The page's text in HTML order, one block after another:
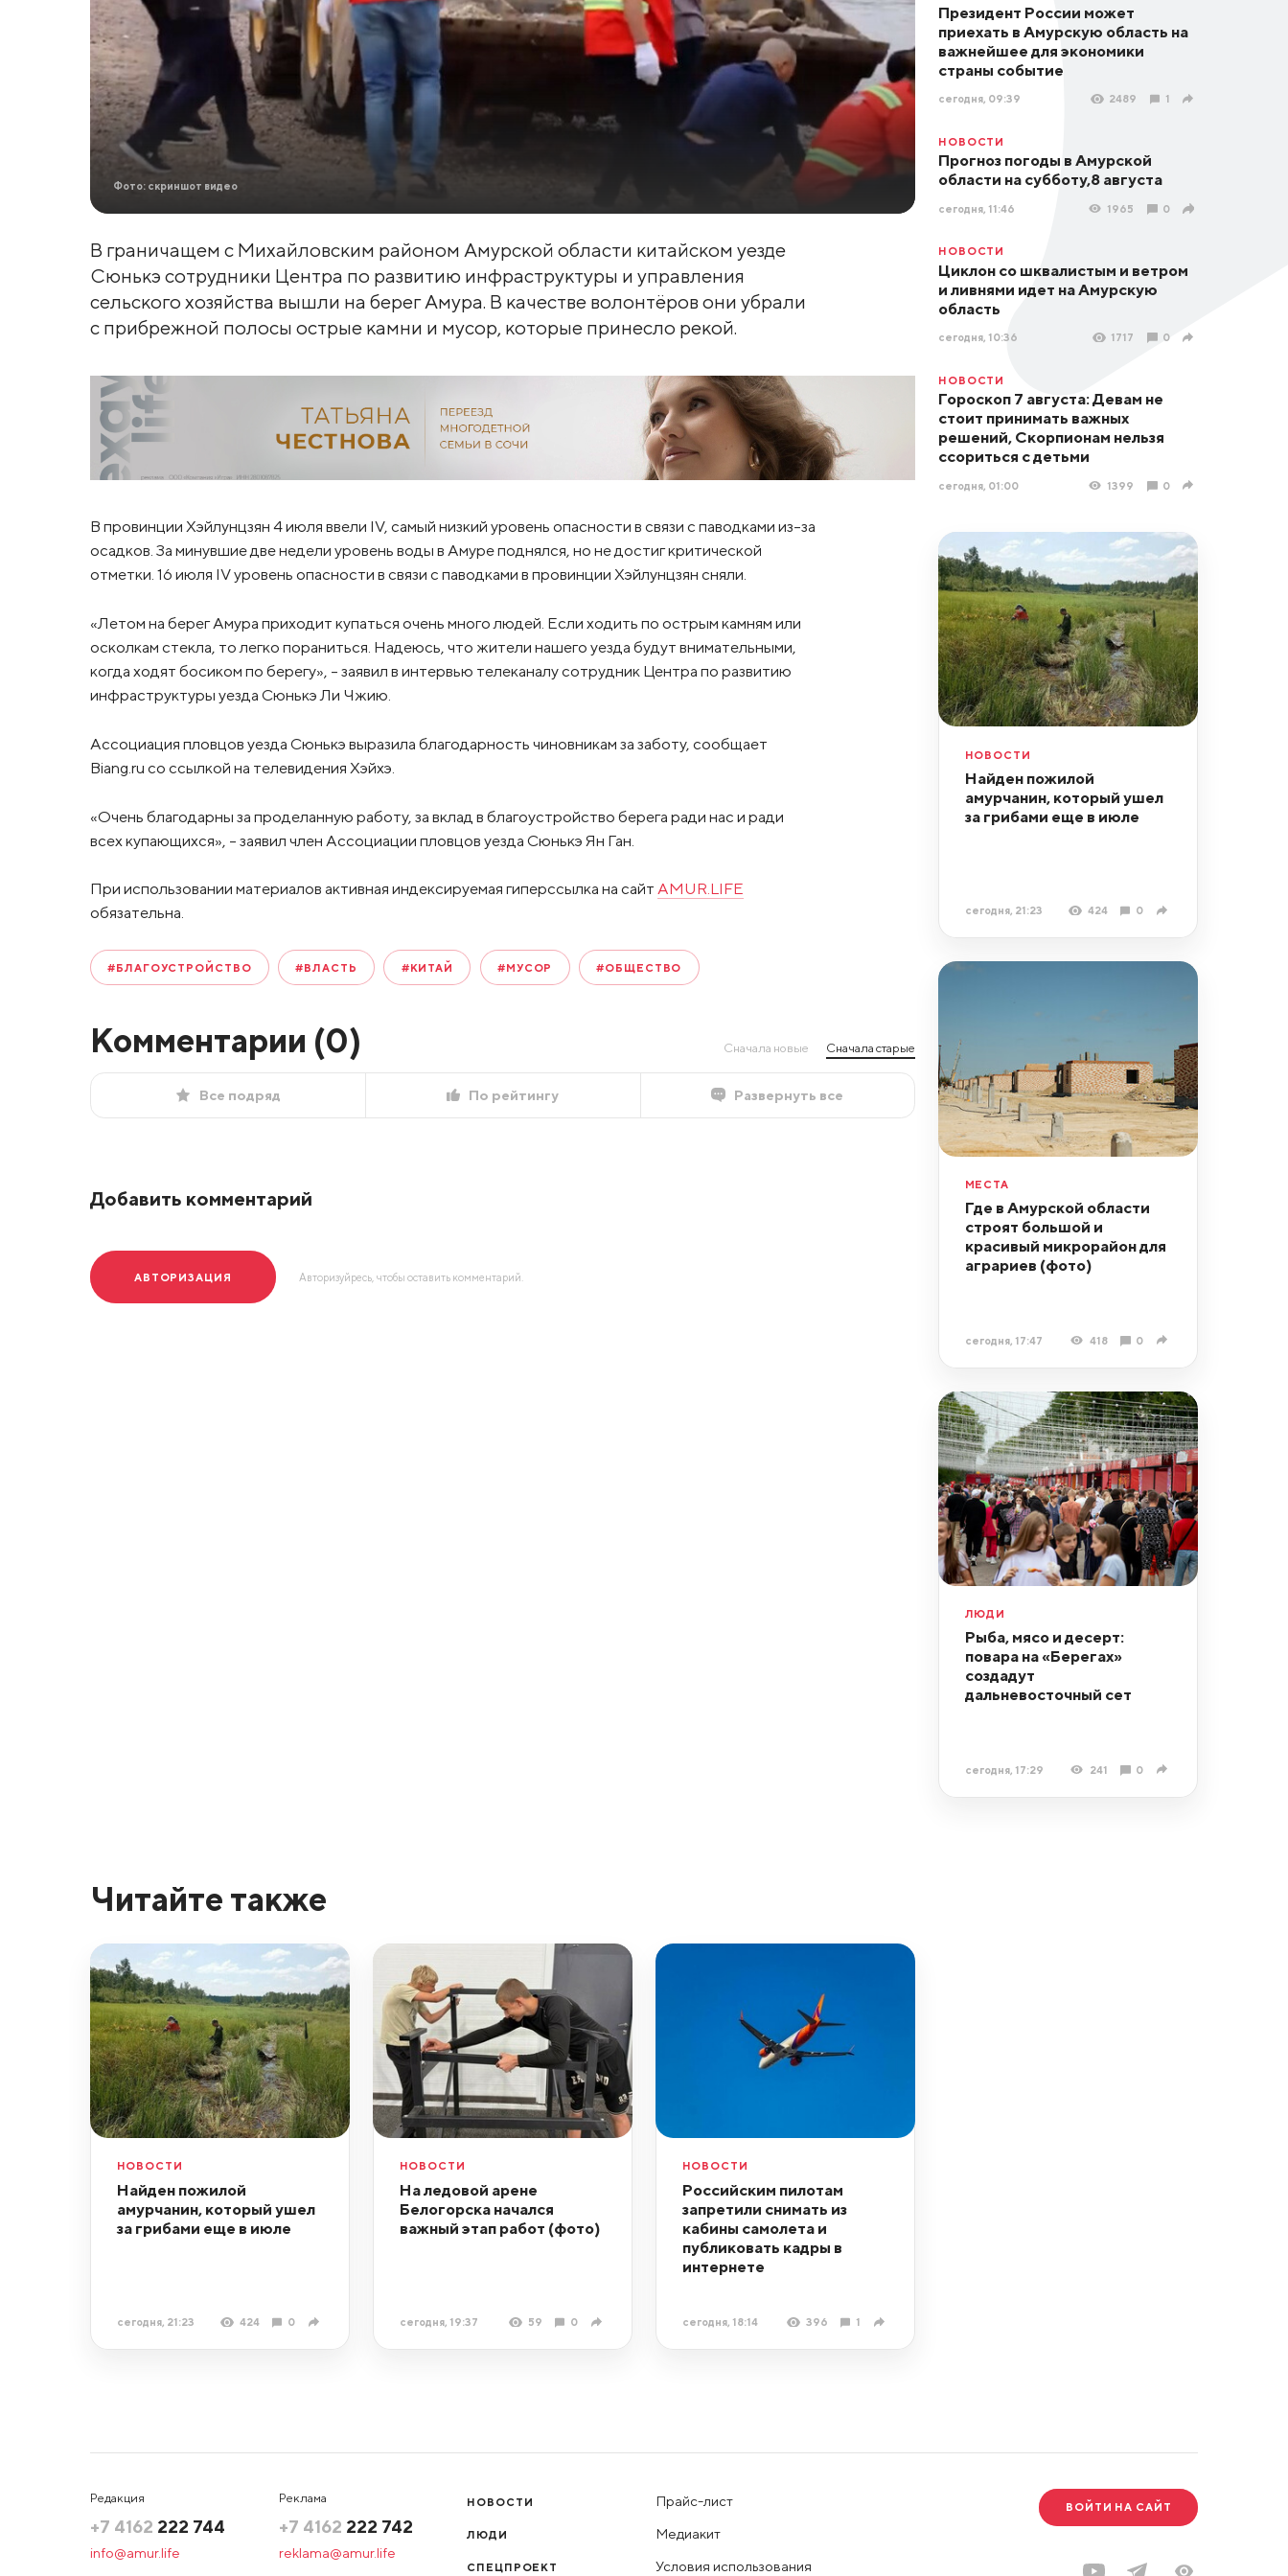
Фото: скриншот видео
В граничащем с Михайловским районом Амурской области китайском уезде
Сюнькэ сотрудники Центра по развитию инфраструктуры и управления
сельского хозяйства вышли на берег Амура. В качестве волонтёров они убрали
с прибрежной полосы острые камни и мусор, которые принесло рекой.
В провинции Хэйлунцзян 4 июля ввели IV, самый низкий уровень опасности в связи с паводками из-за
осадков. За минувшие две недели уровень воды в Амуре поднялся, но не достиг критической
отметки. 16 июля IV уровень опасности в связи с паводками в провинции Хэйлунцзян сняли.
«Летом на берег Амура приходит купаться очень много людей. Если ходить по острым камням или
осколкам стекла, то легко пораниться. Надеюсь, что жители нашего уезда будут внимательными,
когда ходят босиком по берегу», – заявил в интервью телеканалу сотрудник Центра по развитию
инфраструктуры уезда Сюнькэ Ли Чжию.
Ассоциация пловцов уезда Сюнькэ выразила благодарность чиновникам за заботу, сообщает
Biang.ru со ссылкой на телевидения Хэйхэ.
«Очень благодарны за проделанную работу, за вклад в благоустройство берега ради нас и ради
всех купающихся», – заявил член Ассоциации пловцов уезда Сюнькэ Ян Ган.
При использовании материалов активная индексируемая гиперссылка на сайт AMUR.LIFE
обязательна.
#БЛАГОУСТРОЙСТВО #ВЛАСТЬ #КИТАЙ #МУСОР #ОБЩЕСТВО
Комментарии (0) Сначала новые Сначала старые
Все подряд По рейтингу Развернуть все
Добавить комментарий
АВТОРИЗАЦИЯ Авторизуйресь, чтобы оставить комментарий.
Президент России может
приехать в Амурскую область на
важнейшее для экономики
страны событие
сегодня, 09:39 2489 1
НОВОСТИ
Прогноз погоды в Амурской
области на субботу,8 августа
сегодня, 11:46 1965 0
НОВОСТИ
Циклон со шквалистым и ветром
и ливнями идет на Амурскую
область
сегодня, 10:36 1717 0
НОВОСТИ
Гороскоп 7 августа: Девам не
стоит принимать важных
решений, Скорпионам нельзя
ссориться с детьми
сегодня, 01:00 1399 0
НОВОСТИ
Найден пожилой
амурчанин, который ушел
за грибами еще в июле
сегодня, 21:23 424 0
МЕСТА
Где в Амурской области
строят большой и
красивый микрорайон для
аграриев (фото)
сегодня, 17:47 418 0
ЛЮДИ
Рыба, мясо и десерт:
повара на «Берегах»
создадут
дальневосточный сет
сегодня, 17:29 241 0
Читайте также
НОВОСТИ
Найден пожилой
амурчанин, который ушел
за грибами еще в июле
сегодня, 21:23 424 0
НОВОСТИ
На ледовой арене
Белогорска начался
важный этап работ (фото)
сегодня, 19:37 59 0
НОВОСТИ
Российским пилотам
запретили снимать из
кабины самолета и
публиковать кадры в
интернете
сегодня, 18:14 396 1
Редакция
+7 4162 222 744
info@amur.life
Реклама
+7 4162 222 742
reklama@amur.life
НОВОСТИ
ЛЮДИ
СПЕЦПРОЕКТ
Прайс-лист
Медиакит
Условия использования
ВОЙТИ НА САЙТ